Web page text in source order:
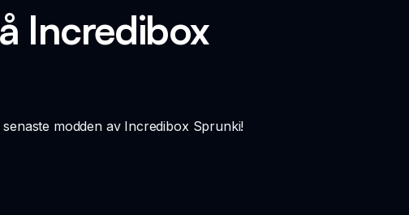
Incredibox
modden av Incredibox Sprunki!